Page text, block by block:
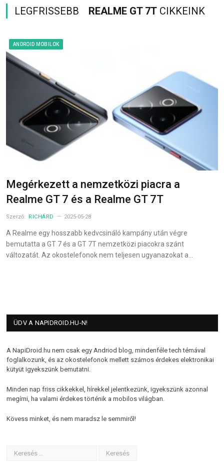
LEGFRISSEBB REALME GT 7T CIKKEINK
ANDROID MOBILOK
Megérkezett a nemzetközi piacra a
Realme GT 7 és a Realme GT 7T
Szerző: RICHÁRD 2025-05-28
A Realme egy hosszabb kedvcsináló kampány után végre
bemutatta a GT 7 és a GT 7T nemzetközi piacokra szánt
változatát. Az okostelefonok nem teljesen ugyanazokat a…
ÜDV A NAPIDROID.HU-N!
A NapiDroid.hu nem csak egy Andriod blog, mindenféle tech témával
foglalkozunk, és az okostelefonok mellett számos érdekes elektronikai
kütyüt igyekszünk bemutatni.
Minden nap friss cikkekkel, hírekkel jelentkezünk, igyekszünk azonnal
megírni, ha valami érdekes történik a mobilos világban.
Kövess minket, és nem maradsz le semmiről!